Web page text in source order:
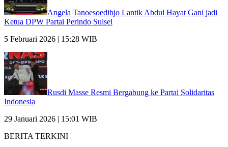
Angela Tanoesoedibjo Lantik Abdul Hayat Gani jadi
Ketua DPW Partai Perindo Sulsel
5 Februari 2026 | 15:28 WIB
Rusdi Masse Resmi Bergabung ke Partai Solidaritas
Indonesia
29 Januari 2026 | 15:01 WIB
BERITA TERKINI